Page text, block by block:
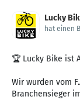
Lucky
hat einen
🏆 Lucky Bike ist
Wir wurden vom
Branchensieger